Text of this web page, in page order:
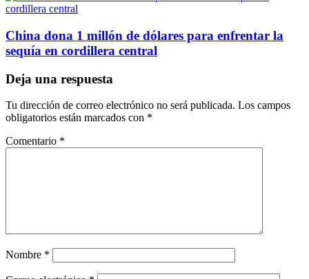
China dona 1 millón de dólares para enfrentar la
sequía en cordillera central
Deja una respuesta
Tu dirección de correo electrónico no será publicada. Los campos
obligatorios están marcados con *
Comentario *
Nombre *